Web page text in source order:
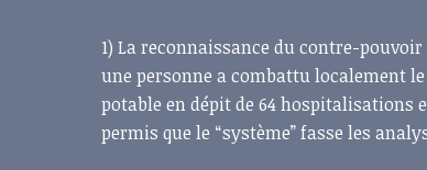
1) La reconnaissance du contre-
une personne a combattu localement le
potable en dépit de 64 hospitalisations
permis que le “système” fasse les